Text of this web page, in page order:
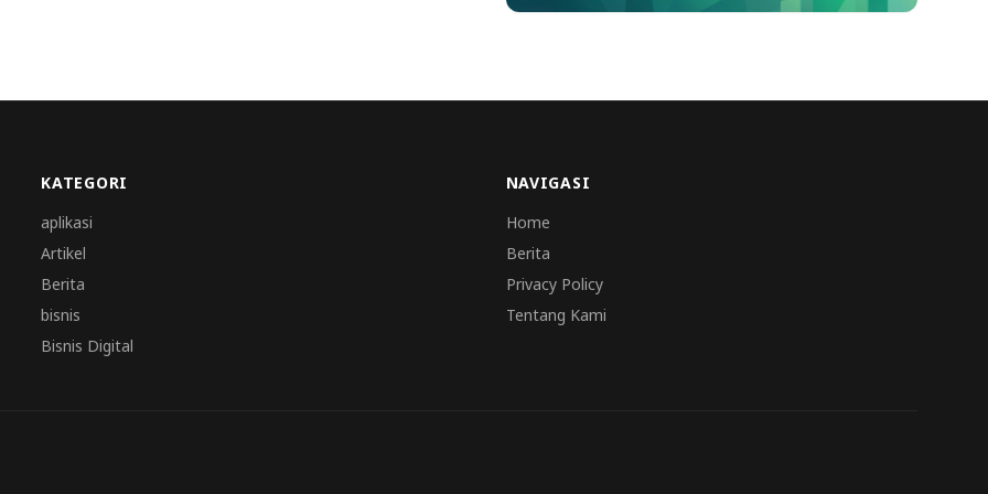
KATEGORI
aplikasi
Artikel
Berita
bisnis
Bisnis Digital
NAVIGASI
Home
Berita
Privacy Policy
Tentang Kami